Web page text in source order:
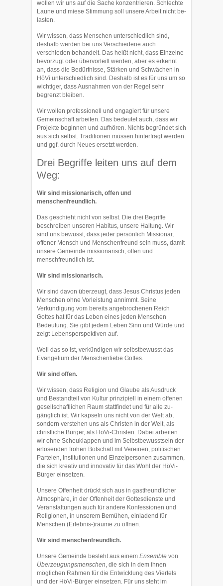
wollen wir uns auf die Sache konzentrieren. Schlechte
Laune und miese Stimmung soll unsere Arbeit nicht be­
lasten.
Wir wissen, dass Menschen unterschiedlich sind,
deshalb werden bei uns Ver­schiedene auch
verschieden behandelt. Das heißt nicht, dass Einzelne
be­vorzugt oder übervorteilt werden, aber es erkennt
an, dass die Bedürfnisse, Stärken und Schwächen in
HöVi unterschiedlich sind. Deshalb ist es für uns um so
wichtiger, dass Ausnahmen von der Regel sehr
begrenzt bleiben.
Wir wollen professionell und engagiert für unsere
Gemeinschaft arbeiten. Das be­deutet auch, dass wir
Projekte beginnen und aufhören. Nichts begründet sich
aus sich selbst. Traditionen müssen hinterfragt werden
und ggf. durch Neues ersetzt werden.
Drei Begriffe leiten uns auf dem
Weg:
Wir sind missionarisch, offen und
menschenfreundlich.
Das geschieht nicht von selbst. Die drei Begriffe
beschreiben unseren Habitus, un­sere Haltung. Wir
sind uns bewusst, dass jeder persönlich Missionar,
offener Men­sch und Menschenfreund sein muss, damit
unsere Gemeinde mis­sionarisch, offen und
menschfreundlich ist.
Wir sind missionarisch.
Wir sind davon überzeugt, dass Jesus Christus jeden
Men­schen ohne Vorleistung annimmt. Seine
Verkündigung vom bereits angebroche­nen Reich
Gottes hat für das Leben eines jeden Menschen
Bedeutung. Sie gibt jedem Leben Sinn und Würde und
zeigt Lebensperspektiven auf.
Weil das so ist, verkündi­gen wir selbstbewusst das
Evangelium der Menschen­liebe Gottes.
Wir sind offen.
Wir wissen, dass Religion und Glaube als Ausdruck
und Bestandteil von Kultur prinzipiell in einem offenen
gesellschaftlichen Raum stattfindet und für alle zu­
gäng­lich ist. Wir kapseln uns nicht von der Welt ab,
sondern verstehen uns als Christen in der Welt, als
christliche Bürger, als HöVi-Christen. Dabei arbeiten
wir ohne Scheuklappen und im Selbstbewusstsein der
erlösenden frohen Bot­schaft mit Ver­einen, politischen
Parteien, Institutionen und Einzelpersonen zu­sammen,
die sich kreativ und innovativ für das Wohl der HöVi-
Bürger ein­setzen.
Unsere Offenheit drückt sich aus in gastfreundlicher
Atmosphäre, in der Of­fenheit der Gottesdienste und
Veranstaltungen auch für andere Konfes­sionen und
Religio­nen, in unserem Bemühen, einladend für
Menschen (Erlebnis-)räume zu öffnen.
Wir sind menschenfreundlich.
Unsere Gemeinde besteht aus einem Ensemble von
Überzeu­gungsmen­schen, die sich in dem ihnen
möglichen Rahmen für die Entwicklung des Viertels
und der HöVi-Bürger einsetzen. Für uns steht im